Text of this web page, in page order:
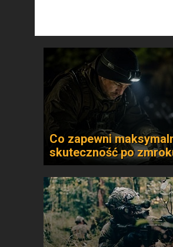
Co zapewni
skuteczność po